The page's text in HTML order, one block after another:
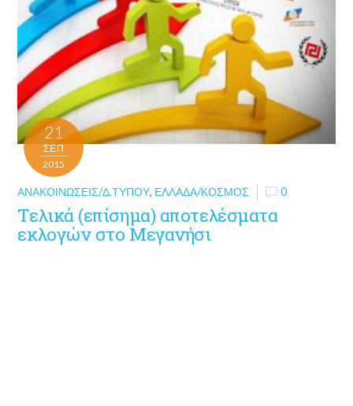
21
ΣΕΠ
2015
ΑΝΑΚΟΙΝΏΣΕΙΣ/Δ.ΤΎΠΟΥ, ΕΛΛΆΔΑ/ΚΌΣΜΟΣ 0
Τελικά (επίσημα) αποτελέσματα
εκλογών στο Μεγανήσι